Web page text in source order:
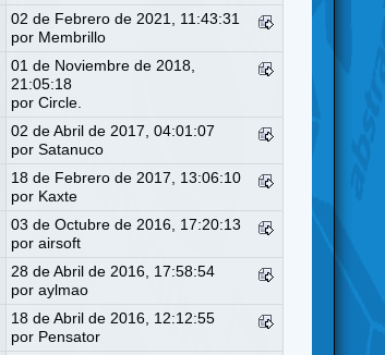
02 de Febrero de 2021, 11:43:31
por Membrillo
01 de Noviembre de 2018,
21:05:18
porCircle.
02 de Abril de 2017, 04:01:07
porSatanuco
18 de Febrero de 2017, 13:06:10
por Kaxte
03 de Octubre de 2016, 17:20:13
porairsoft
28 de Abril de 2016, 17:58:54
poraylmao
18 de Abril de 2016, 12:12:55
por Pensator